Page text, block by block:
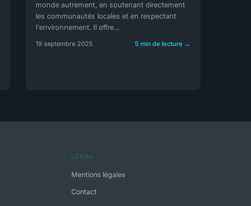
monde autrement, en soutenant directement
les communautés locales et en respectant
l'environnement. Il offre...
19 septembre 2025 5 min de lecture →
LÉGAL
Mentions légales
Contact